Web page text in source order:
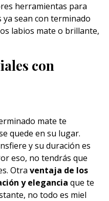
herramientas para
sean con terminado
labios mate o brillante,
con
mate te
quede en su lugar.
y su duración es
eso, no tendrás que
Otra ventaja de los
y elegancia que te
no todo es miel